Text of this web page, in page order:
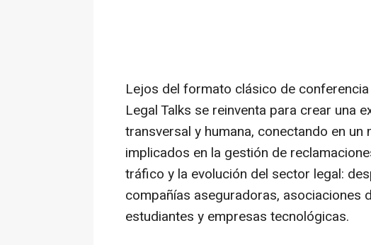
Lejos del formato clásico de
Legal Talks se reinventa para crear una
transversal y humana, conectando en
implicados en la gestión de
tráfico y la evolución del sector legal:
compañías aseguradoras, asociaciones
estudiantes y empresas tecnológicas.